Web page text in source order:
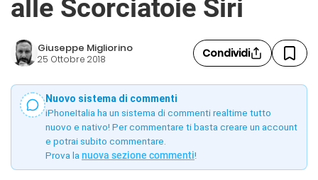
alle Scorciatoie Siri
Giuseppe Migliorino
25 Ottobre 2018 Condividi
Nuovo sistema di commenti
iPhoneItalia ha un sistema di commenti realtime tutto
nuovo e nativo! Per commentare ti basta creare un account
e potrai subito commentare.
Prova la nuova sezione commenti!